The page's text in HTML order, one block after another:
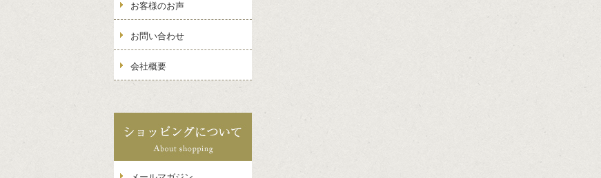
お客様のお声
お問い合わせ
会社概要